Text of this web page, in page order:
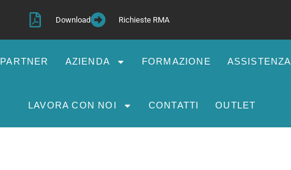
Download Richieste RMA
PARTNER AZIENDA FORMAZIONE ASSISTENZA
LAVORA CON NOI CONTATTI OUTLET